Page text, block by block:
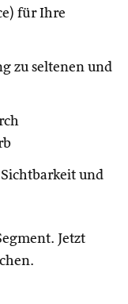
für Ihre
zu seltenen und
und
Jetzt